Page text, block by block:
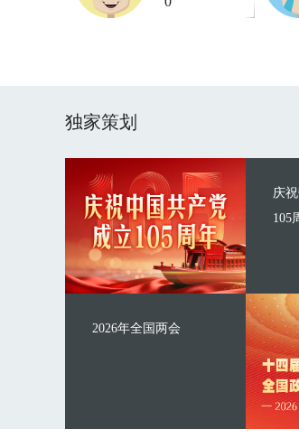
独家策划
庆
105
2026年全国两会